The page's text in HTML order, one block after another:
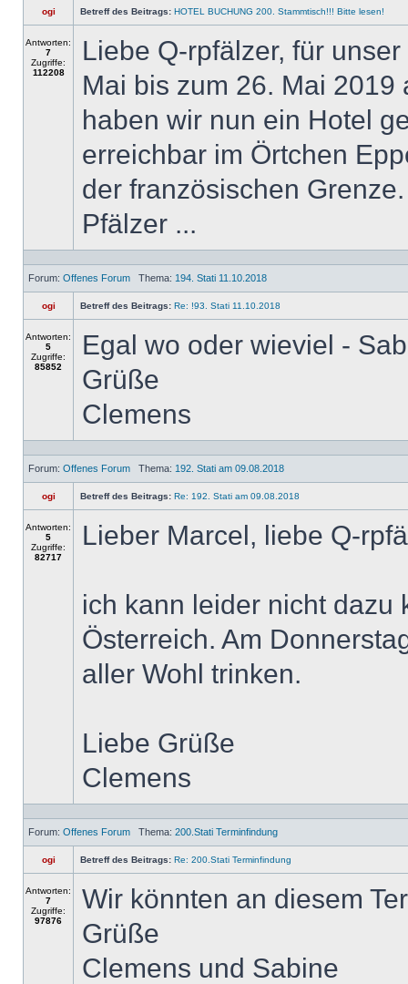
ogi Betreff des Beitrags: HOTEL BUCHUNG 200. Stammtisch!!! Bitte lesen!
Antworten:
7
Zugriffe:
112208
Liebe Q-rpfälzer, für
Mai bis zum 26. Mai
haben wir nun ein Hotel
erreichbar im Örtchen
der französischen
Pfälzer ...
Forum: Offenes Forum Thema: 194. Stati 11.10.2018
ogi Betreff des Beitrags: Re: !93. Stati 11.10.2018
Antworten:
5
Zugriffe:
85852
Egal wo oder wieviel -
Grüße
Clemens
Forum: Offenes Forum Thema: 192. Stati am 09.08.2018
ogi Betreff des Beitrags: Re: 192. Stati am 09.08.2018
Antworten:
5
Zugriffe:
82717
Lieber Marcel, liebe Q-
ich kann leider nicht dazu
Österreich. Am
aller Wohl trinken.
Liebe Grüße
Clemens
Forum: Offenes Forum Thema: 200.Stati Terminfindung
ogi Betreff des Beitrags: Re: 200.Stati Terminfindung
Antworten:
7
Zugriffe:
97876
Wir könnten an diesem
Grüße
Clemens und Sabine